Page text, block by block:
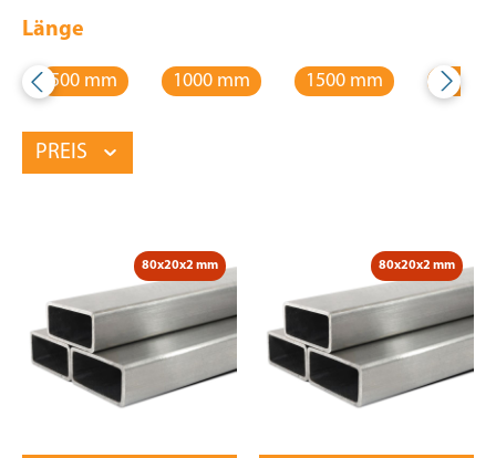
Länge
500 mm 1000 mm 1500 mm 2000
PREIS
80x20x2 mm 80x20x2 mm